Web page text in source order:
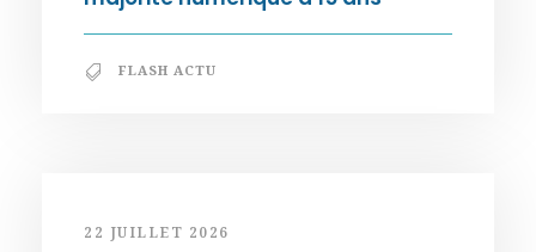
FLASH ACTU
22 JUILLET 2026